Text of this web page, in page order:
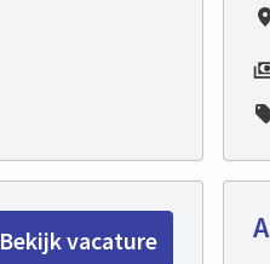
Bekijk vacature